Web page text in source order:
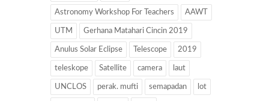
Astronomy Workshop For Teachers AAWT
UTM Gerhana Matahari Cincin 2019
Anulus Solar Eclipse Telescope 2019
teleskope Satellite camera laut
UNCLOS perak. mufti semapadan lot